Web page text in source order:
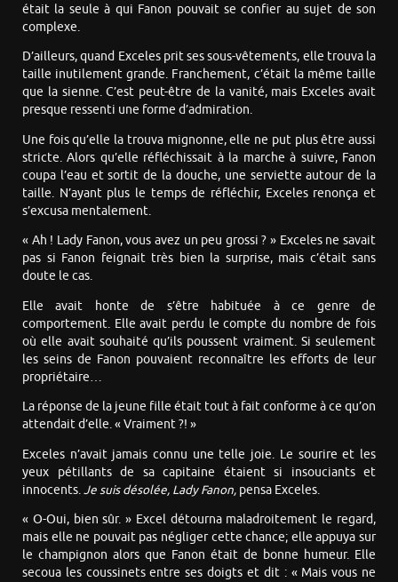
était la seule à qui Fanon pouvait se confier au sujet de son
complexe.
D’ailleurs, quand Exceles prit ses sous-vêtements, elle trouva la
taille inutilement grande. Franchement, c’était la même taille
que la sienne. C’est peut-être de la vanité, mais Exceles avait
presque ressenti une forme d’admiration.
Une fois qu’elle la trouva mignonne, elle ne put plus être aussi
stricte. Alors qu’elle réfléchissait à la marche à suivre, Fanon
coupa l’eau et sortit de la douche, une serviette autour de la
taille. N’ayant plus le temps de réfléchir, Exceles renonça et
s’excusa mentalement.
« Ah ! Lady Fanon, vous avez un peu grossi ? » Exceles ne savait
pas si Fanon feignait très bien la surprise, mais c’était sans
doute le cas.
Elle avait honte de s’être habituée à ce genre de
comportement. Elle avait perdu le compte du nombre de fois
où elle avait souhaité qu’ils poussent vraiment. Si seulement
les seins de Fanon pouvaient reconnaître les efforts de leur
propriétaire…
La réponse de la jeune fille était tout à fait conforme à ce qu’on
attendait d’elle. « Vraiment ?! »
Exceles n’avait jamais connu une telle joie. Le sourire et les
yeux pétillants de sa capitaine étaient si insouciants et
innocents.Je suis désolée, Lady Fanon, pensa Exceles.
« O-Oui, bien sûr. » Excel détourna maladroitement le regard,
mais elle ne pouvait pas négliger cette chance; elle appuya sur
le champignon alors que Fanon était de bonne humeur. Elle
secoua les coussinets entre ses doigts et dit : « Mais vous ne